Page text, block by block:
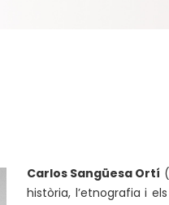
Carlos Sangüesa Ortí
història, l’etnografia i